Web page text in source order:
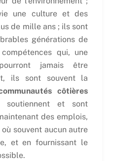
une culture et des
de mille ans ; ils sont
générations de
qui, une
jamais être
ils sont souvent la
côtières
et sont
des emplois,
souvent aucun autre
et en fournissant le